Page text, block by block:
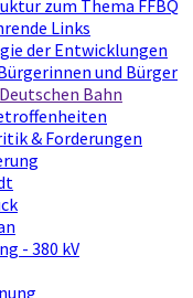
zum Thema FFBQ
Links
der Entwicklungen
und Bürger
Bahn
& Forderungen
- 380 kV